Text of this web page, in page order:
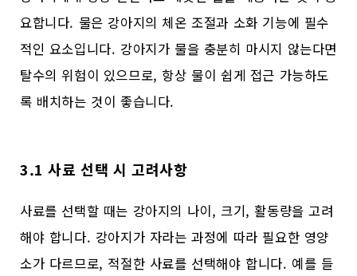
요합니다. 물은 강아지의 체온 조절과 소화 기능에 필수
적인 요소입니다. 강아지가 물을 충분히 마시지 않는다면
탈수의 위험이 있으므로, 항상 물이 쉽게 접근 가능하도
록 배치하는 것이 좋습니다.
3.1 사료 선택 시 고려사항
사료를 선택할 때는 강아지의 나이, 크기, 활동량을 고려
해야 합니다. 강아지가 자라는 과정에 따라 필요한 영양
소가 다르므로, 적절한 사료를 선택해야 합니다. 예를 들